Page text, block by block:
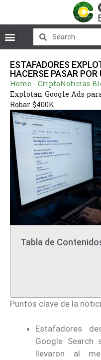
ESTAFADORES
HACERSE PASAR
Home - CriptoNoticias
Explotan Google Ads
Robar $400K
Tabla de
Puntos clave de la
Estafadores
Google Search
llevaron al